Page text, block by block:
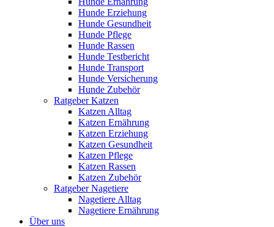
Hunde Erziehung
Hunde Gesundheit
Hunde Pflege
Hunde Rassen
Hunde Testbericht
Hunde Transport
Hunde Versicherung
Hunde Zubehör
Ratgeber Katzen
Katzen Alltag
Katzen Ernährung
Katzen Erziehung
Katzen Gesundheit
Katzen Pflege
Katzen Rassen
Katzen Zubehör
Ratgeber Nagetiere
Nagetiere Alltag
Nagetiere Ernährung
Über uns